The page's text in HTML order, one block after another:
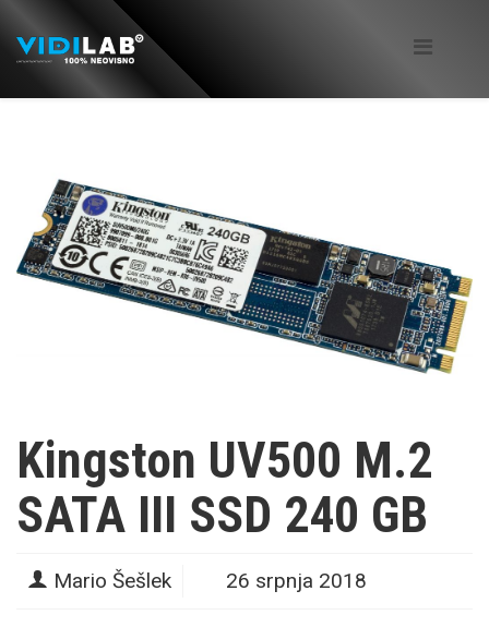
Kingston UV500 M.2
SATA III SSD 240 GB
Mario Šešlek 26 srpnja 2018